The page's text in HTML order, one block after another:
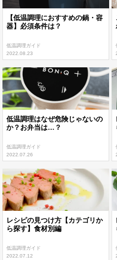
【低温調理におすすめの鍋・容
器】必須条件は？
低温調理ガイド
2022.08.23
低温調理はなぜ危険じゃないの
か？お弁当は…？
低温調理ガイド
2022.07.26
レシピの見つけ方【カテゴリか
ら探す】食材別編
低温調理ガイド
2022.07.12